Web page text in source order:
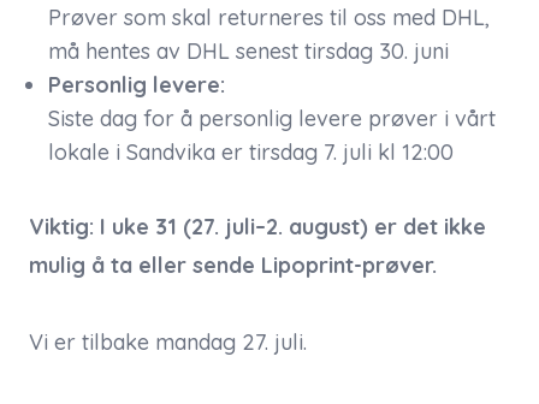
Prøver som skal returneres til oss med DHL,
må hentes av DHL senest tirsdag 30. juni
Personlig levere:
Siste dag for å personlig levere prøver i vårt
lokale i Sandvika er tirsdag 7. juli kl 12:00
Viktig: I uke 31 (27. juli–2. august) er det ikke
mulig å ta eller sende Lipoprint-prøver.
Vi er tilbake mandag 27. juli.